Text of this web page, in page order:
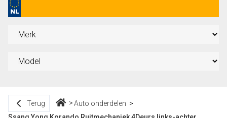
Terug
Auto onderdelen